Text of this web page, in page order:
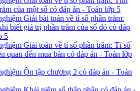
của một số có đáp án - Toán lớp 5
Giải bài toán về tỉ số phần trăm:
biết giá trị phần trăm của số đó có đáp
5
Giải toán về tỉ số phần trăm: Tỉ số
quan đến mua bán có đáp án - Toán lớp
Ôn tập chương 2 có đáp án - Toán